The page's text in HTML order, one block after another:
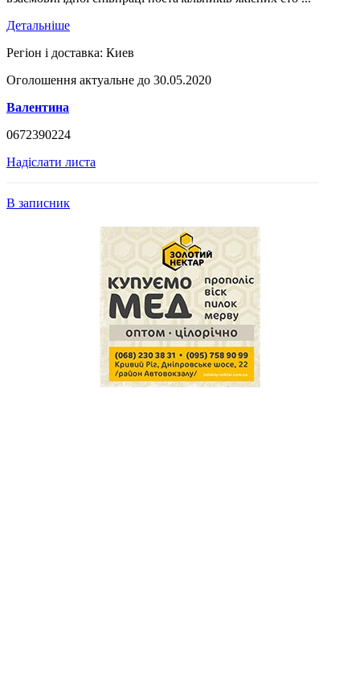
Детальніше
Регіон і доставка: Киев
Оголошення актуальне до 30.05.2020
Валентина
0672390224
Надіслати листа
В записник